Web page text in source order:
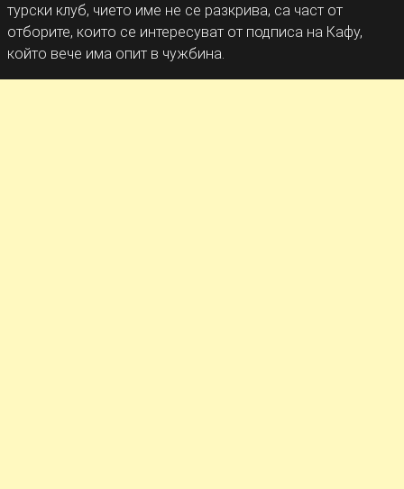
турски клуб, чието име не се разкрива, са част от
отборите, които се интересуват от подписа на Кафу,
който вече има опит в чужбина.